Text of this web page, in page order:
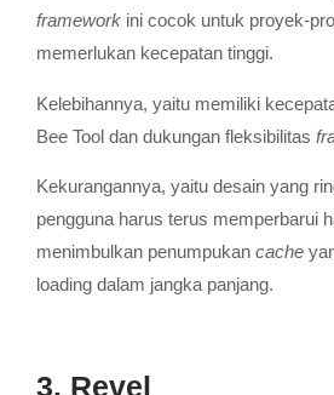
framework ini cocok untuk proyek-
memerlukan kecepatan tinggi.
Kelebihannya, yaitu memiliki
Bee Tool dan dukungan fleksibilitas
Kekurangannya, yaitu desain yang
pengguna harus terus memperbarui
menimbulkan penumpukan cache
loading dalam jangka panjang.
3. Revel